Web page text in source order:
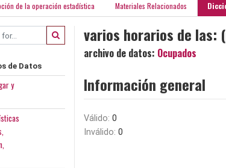
de la operación estadística Materiales Relacionados
de Datos
y
varios horarios de las:
archivo de datos: Ocupados
Información general
Válido: 0
Inválido: 0